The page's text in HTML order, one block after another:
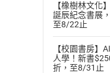
【橡樹林文化
誕辰紀念書展
至8/22止
【校園書房】
人學！新書
折，至8/31止